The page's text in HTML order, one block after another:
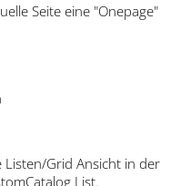
Seite eine "Onepage"
Listen/Grid Ansicht in der
List.